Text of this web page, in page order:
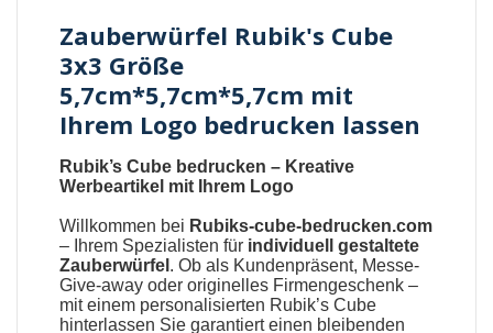
Zauberwürfel Rubik's Cube
3x3 Größe
5,7cm*5,7cm*5,7cm mit
Ihrem Logo bedrucken lassen
Rubik’s Cube bedrucken – Kreative
Werbeartikel mit Ihrem Logo
Willkommen bei Rubiks-cube-bedrucken.com
– Ihrem Spezialisten für individuell gestaltete
Zauberwürfel . Ob als Kundenpräsent, Messe-
Give-away oder originelles Firmengeschenk –
mit einem personalisierten Rubik’s Cube
hinterlassen Sie garantiert einen bleibenden